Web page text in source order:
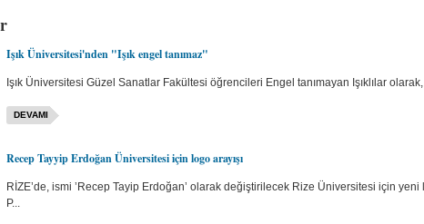
Işık Üniversitesi'nden "Işık engel tanımaz"
Işık Üniversitesi Güzel Sanatlar Fakültesi öğrencileri Engel tanımayan Işıklılar
DEVAMI
Recep Tayyip Erdoğan Üniversitesi için logo arayışı
RİZE’de, ismi ’Recep Tayip Erdoğan’ olarak değiştirilecek Rize Üniversitesi için
P...